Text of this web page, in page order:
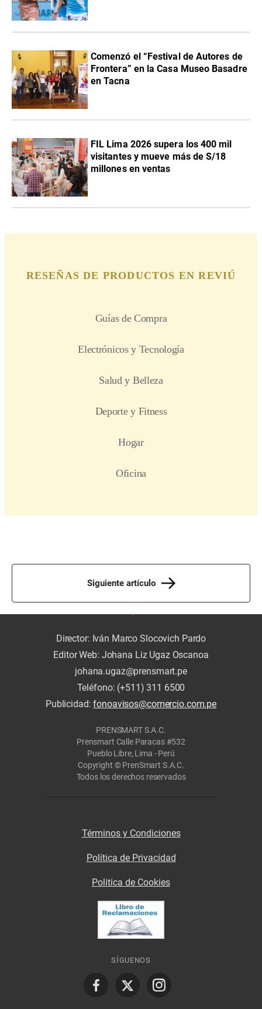
Comenzó el “Festival de Autores de
Frontera” en la Casa Museo Basadre
en Tacna
FIL Lima 2026 supera los 400 mil
visitantes y mueve más de S/18
millones en ventas
Siguiente artículo
Director: Iván Marco Slocovich Pardo
Editor Web: Johana Liz Ugaz Oscanoa
johana.ugaz@prensmart.pe
Teléfono: (+511) 311 6500
Publicidad:fonoavisos@comercio.com.pe
PRENSMART S.A.C.
Prensmart Calle Paracas #532
Pueblo Libre, Lima - Perú
Copyright © PrenSmart S.A.C.
Todos los derechos reservados
Términos y Condiciones
Política de Privacidad
Politica de Cookies
SÍGUENOS